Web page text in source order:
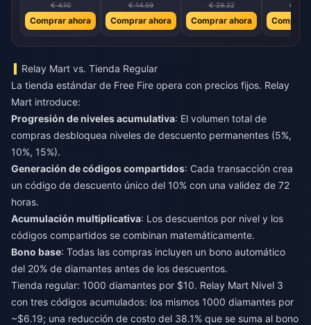
€ 4.10
Comprar ahora
€ 14.59
Comprar ahora
€ 29.22
Comprar ahora
€
Comprar
Relay Mart vs. Tienda Regular
La tienda estándar de Free Fire opera con precios fijos. Relay
Mart introduce:
Progresión de niveles acumulativa: El volumen total de
compras desbloquea niveles de descuento permanentes (5%,
10%, 15%).
Generación de códigos compartidos: Cada transacción crea
un código de descuento único del 10% con una validez de 72
horas.
Acumulación multiplicativa: Los descuentos por nivel y los
códigos compartidos se combinan matemáticamente.
Bono base: Todas las compras incluyen un bono automático
del 20% de diamantes antes de los descuentos.
Tienda regular: 1000 diamantes por $10. Relay Mart Nivel 3
con tres códigos acumulados: los mismos 1000 diamantes por
~$6.19; una reducción de costo del 38.1% que se suma al bono